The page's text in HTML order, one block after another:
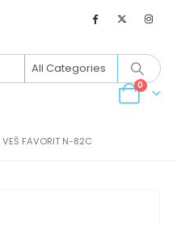
0
VEŠ FAVORIT N-82C